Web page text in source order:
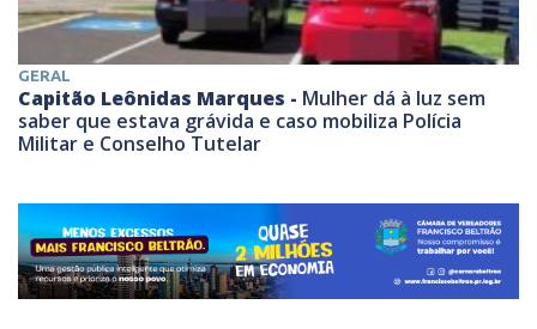
GERAL
Capitão Leônidas Marques - Mulher dá à luz sem
saber que estava grávida e caso mobiliza Polícia
Militar e Conselho Tutelar